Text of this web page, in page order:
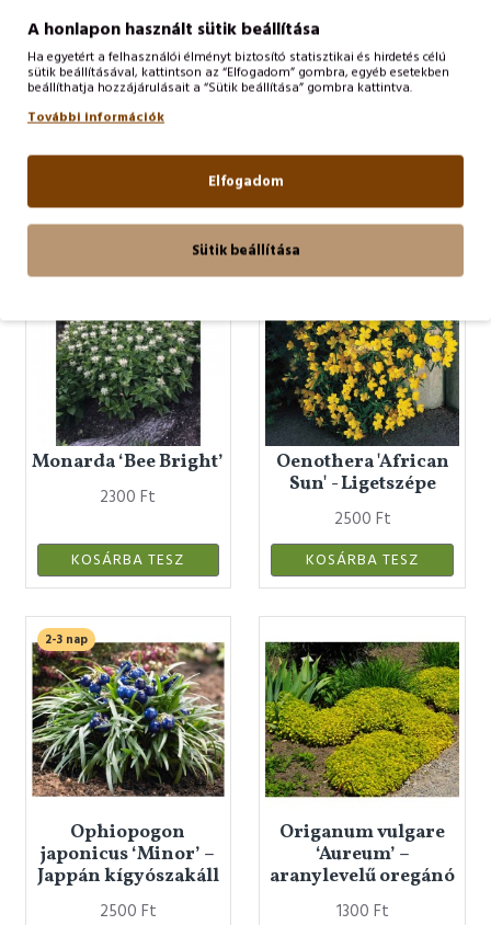
Monarda didyma
Fireball -
Méhbalzsam
2300 Ft
Monarda On Parade -
Méhbalzsam
Monarda ‘Bee Bright’
2300 Ft
KOSÁRBA TESZ
Oenothera 'African
Sun' - Ligetszépe
2500 Ft
KOSÁRBA TESZ
2-3 nap
Ophiopogon
japonicus ‘Minor’ –
Jappán kígyószakáll
2500 Ft
Origanum vulgare
‘Aureum’ –
aranylevelű oregánó
1300 Ft
A honlapon használt sütik beállítása
Ha egyetért a felhasználói élményt biztosító statisztikai és hirdetés célú
sütik beállításával, kattintson az “Elfogadom” gombra, egyéb esetekben
beállíthatja hozzájárulásait a “Sütik beállítása” gombra kattintva.
További információk
Elfogadom
Sütik beállítása